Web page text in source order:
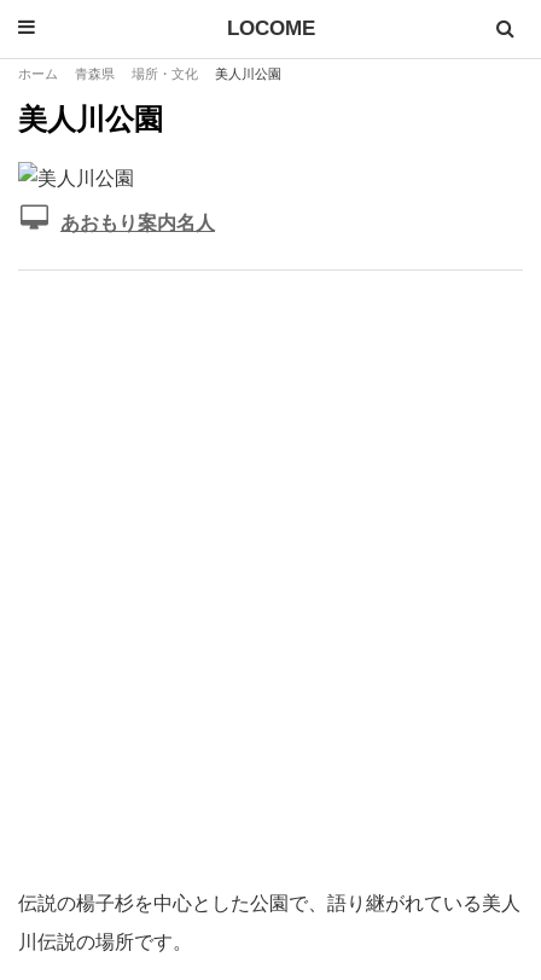
LOCOME
ホーム 青森県 場所・文化 美人川公園
美人川公園
あおもり案内名人
伝説の楊子杉を中心とした公園で、語り継がれている美人
川伝説の場所です。